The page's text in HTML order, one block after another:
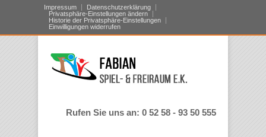
Impressum
Datenschutzerklärung
Privatsphäre-Einstellungen ändern
Historie der Privatsphäre-Einstellungen
Einwilligungen widerrufen
Rufen Sie uns an: 0 52 58 - 93 50 555